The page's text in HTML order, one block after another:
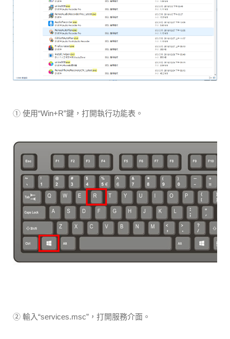
① 使用“Win+R”鍵，打開執行功能表。
② 輸入“services.msc”，打開服務介面。